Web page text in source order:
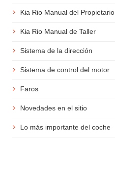
Kia Rio Manual del Propietario
Kia Rio Manual de Taller
Sistema de la dirección
Sistema de control del motor
Faros
Novedades en el sitio
Lo más importante del coche